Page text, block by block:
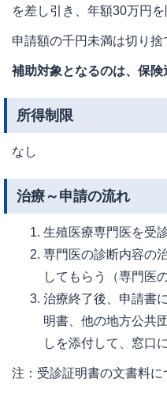
を差し引き、年額30万円を
申請額の千円未満は切り捨
補助対象となるのは、保
所得制限
なし
治療～申請の流れ
生殖医療専門医を受
専門医の診断内容の
してもらう（専門医
治療終了後、申請書
明書、他の地方公共
しを添付して、窓口
注：受診証明書の文書料に